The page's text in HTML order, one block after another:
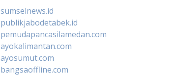
sumselnews.id
publikjabodetabek.id
pemudapancasilamedan.com
ayokalimantan.com
ayosumut.com
bangsaoffline.com